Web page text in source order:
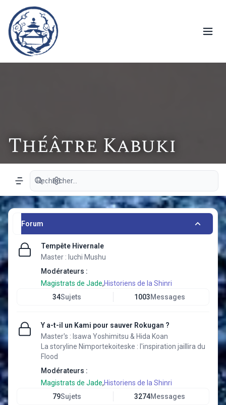
Théâtre Kabuki
Navigation menu
Recherche avancée
Forum
Tempête Hivernale
Master : Iuchi Mushu
Modérateurs :
Magistrats de Jade,Historiens de la Shinri
34Sujets 1003Messages
Y a-t-il un Kami pour sauver Rokugan ?
Master's : Isawa Yoshimitsu & Hida Koan
La storyline Nimportekoiteske : l'inspiration jaillira du
Flood
Modérateurs :
Magistrats de Jade,Historiens de la Shinri
79Sujets 3274Messages